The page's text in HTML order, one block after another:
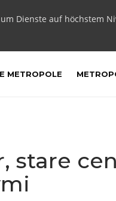
um Dienste auf höchstem
METROPOLE
stare